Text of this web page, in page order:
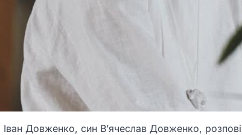
Іван Довженко, син В’ячеслав Довженко,